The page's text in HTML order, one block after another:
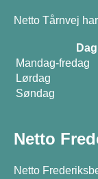
Netto Tårnvej
Dag
Mandag-fredag
Lørdag
Søndag
Netto
Netto